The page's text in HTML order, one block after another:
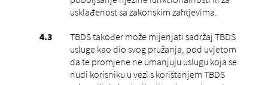
usklađenost sa zakonskim zahtjevima.
TBDS također može mijenjati sadržaj TBDS
usluge kao dio svog pružanja, pod uvjetom
da te promjene ne umanjuju uslugu koja se
nudi korisniku u vezi s korištenjem TBDS